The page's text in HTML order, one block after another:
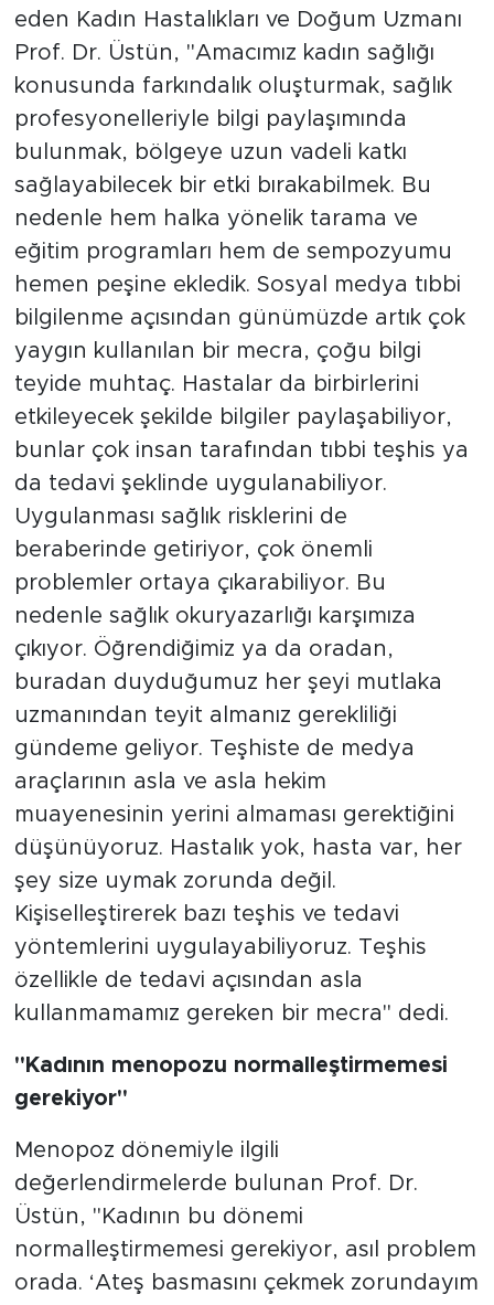
eden Kadın Hastalıkları ve Doğum Uzmanı
Prof. Dr. Üstün, "Amacımız kadın sağlığı
konusunda farkındalık oluşturmak, sağlık
profesyonelleriyle bilgi paylaşımında
bulunmak, bölgeye uzun vadeli katkı
sağlayabilecek bir etki bırakabilmek. Bu
nedenle hem halka yönelik tarama ve
eğitim programları hem de sempozyumu
hemen peşine ekledik. Sosyal medya tıbbi
bilgilenme açısından günümüzde artık çok
yaygın kullanılan bir mecra, çoğu bilgi
teyide muhtaç. Hastalar da birbirlerini
etkileyecek şekilde bilgiler paylaşabiliyor,
bunlar çok insan tarafından tıbbi teşhis ya
da tedavi şeklinde uygulanabiliyor.
Uygulanması sağlık risklerini de
beraberinde getiriyor, çok önemli
problemler ortaya çıkarabiliyor. Bu
nedenle sağlık okuryazarlığı karşımıza
çıkıyor. Öğrendiğimiz ya da oradan,
buradan duyduğumuz her şeyi mutlaka
uzmanından teyit almanız gerekliliği
gündeme geliyor. Teşhiste de medya
araçlarının asla ve asla hekim
muayenesinin yerini almaması gerektiğini
düşünüyoruz. Hastalık yok, hasta var, her
şey size uymak zorunda değil.
Kişiselleştirerek bazı teşhis ve tedavi
yöntemlerini uygulayabiliyoruz. Teşhis
özellikle de tedavi açısından asla
kullanmamamız gereken bir mecra" dedi.
"Kadının menopozu normalleştirmemesi
gerekiyor"
Menopoz dönemiyle ilgili
değerlendirmelerde bulunan Prof. Dr.
Üstün, "Kadının bu dönemi
normalleştirmemesi gerekiyor, asıl problem
orada. ‘Ateş basmasını çekmek zorundayım